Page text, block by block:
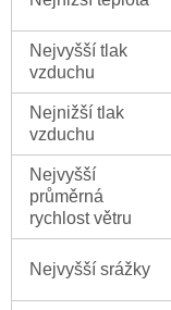
Nejvyšší tlak
vzduchu
Nejnižší tlak
vzduchu
Nejvyšší
průměrná
rychlost větru
Nejvyšší srážky